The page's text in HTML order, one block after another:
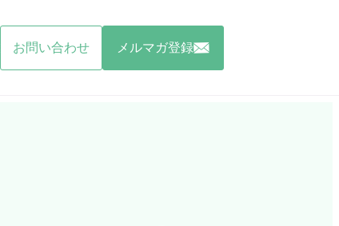
お問い合わせ メルマガ登録